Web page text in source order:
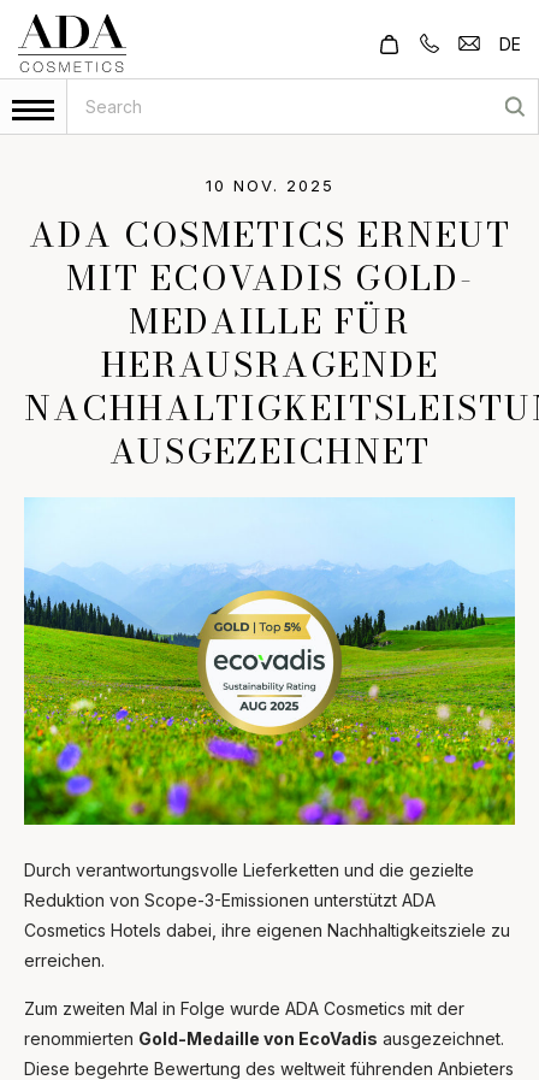
DE
10 NOV. 2025
ADA COSMETICS ERNEUT
MIT ECOVADIS GOLD-
MEDAILLE FÜR
HERAUSRAGENDE
AUSGEZEICHNET
Durch verantwortungsvolle Lieferketten und die gezielte
Reduktion von Scope-3-Emissionen unterstützt ADA
Cosmetics Hotels dabei, ihre eigenen Nachhaltigkeitsziele zu
erreichen.
Zum zweiten Mal in Folge wurde ADA Cosmetics mit der
renommierten Gold-Medaille von EcoVadis ausgezeichnet.
Diese begehrte Bewertung des weltweit führenden Anbieters